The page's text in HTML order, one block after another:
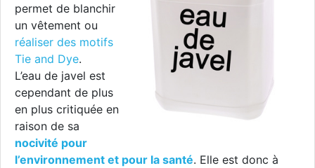
permet de blanchir
un vêtement ou
réaliser des motifs
Tie and Dye.
L’eau de javel est
cependant de plus
en plus critiquée en
raison de sa
nocivité pour
l’environnement et pour la santé. Elle est donc à